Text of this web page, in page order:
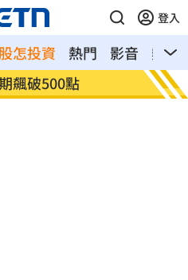
登入
怎投資 熱門 影音
熱搜
飆破500點 慈濟